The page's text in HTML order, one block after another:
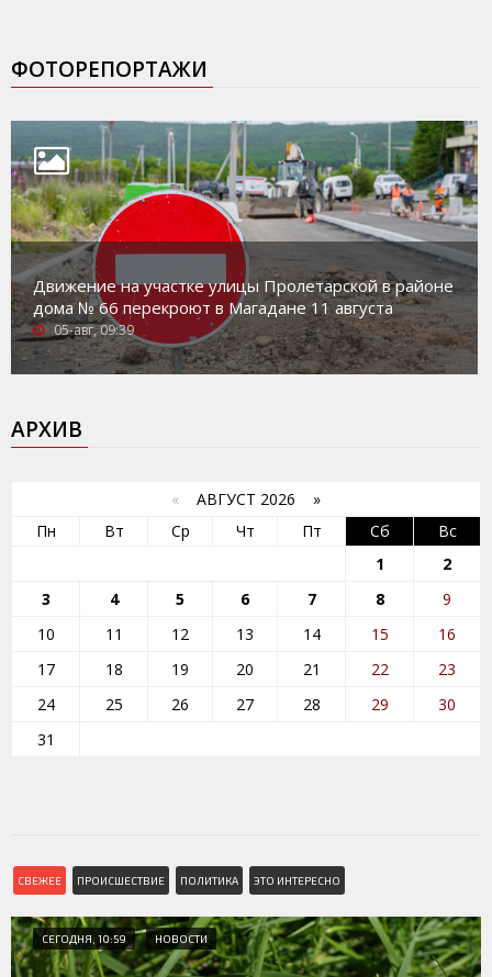
ФОТОРЕПОРТАЖИ
Движение на участке улицы Пролетарской в районе
дома № 66 перекроют в Магадане 11 августа
05-авг, 09:39
АРХИВ
« АВГУСТ 2026 »
Пн
Вт Ср Чт Пт Сб
Вс
1
2
3
4 5 6 7 8
9
10
11 12 13 14 15
16
17
18 19 20 21 22
23
24
25 26 27 28 29
30
31
СВЕЖЕЕ ПРОИСШЕСТВИЕ ПОЛИТИКА ЭТО ИНТЕРЕСНО
СЕГОДНЯ, 10:59 НОВОСТИ